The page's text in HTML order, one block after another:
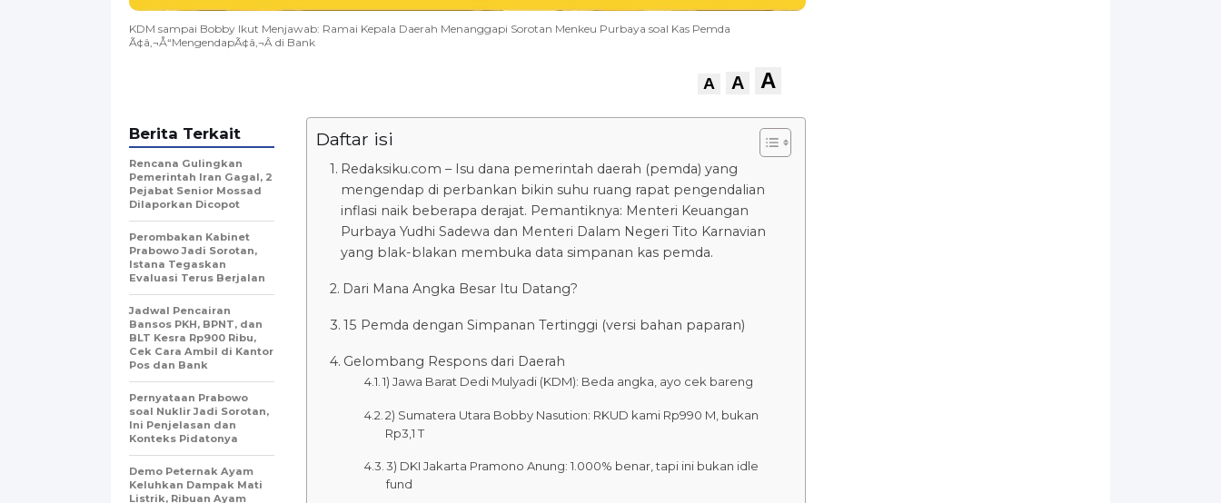
KDM sampai Bobby Ikut Menjawab: Ramai Kepala Daerah Menanggapi Sorotan Menkeu Purbaya soal Kas Pemda
Ã¢â‚¬Å“MengendapÃ¢â‚¬Â di Bank
A A A
Daftar isi
Redaksiku.com – Isu dana pemerintah daerah (pemda) yang
mengendap di perbankan bikin suhu ruang rapat pengendalian
inflasi naik beberapa derajat. Pemantiknya: Menteri Keuangan
Purbaya Yudhi Sadewa dan Menteri Dalam Negeri Tito Karnavian
yang blak-blakan membuka data simpanan kas pemda.
Dari Mana Angka Besar Itu Datang?
15 Pemda dengan Simpanan Tertinggi (versi bahan paparan)
Gelombang Respons dari Daerah
1) Jawa Barat Dedi Mulyadi (KDM): Beda angka, ayo cek bareng
2) Sumatera Utara Bobby Nasution: RKUD kami Rp990 M, bukan
Rp3,1 T
3) DKI Jakarta Pramono Anung: 1.000% benar, tapi ini bukan idle
fund
Berita Terkait
Rencana Gulingkan
Pemerintah Iran Gagal, 2
Pejabat Senior Mossad
Dilaporkan Dicopot
Perombakan Kabinet
Prabowo Jadi Sorotan,
Istana Tegaskan
Evaluasi Terus Berjalan
Jadwal Pencairan
Bansos PKH, BPNT, dan
BLT Kesra Rp900 Ribu,
Cek Cara Ambil di Kantor
Pos dan Bank
Pernyataan Prabowo
soal Nuklir Jadi Sorotan,
Ini Penjelasan dan
Konteks Pidatonya
Demo Peternak Ayam
Keluhkan Dampak Mati
Listrik, Ribuan Ayam